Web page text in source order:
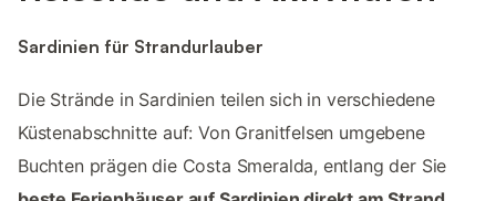
Sardinien für Strandurlauber
Die Strände in Sardinien teilen sich in verschiedene
Küstenabschnitte auf: Von Granitfelsen umgebene
Buchten prägen die Costa Smeralda, entlang der Sie